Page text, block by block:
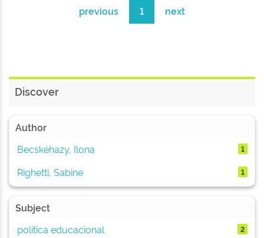
previous 1 next
Discover
Author
Becskéhazy, Ilona
1
Righetti, Sabine 1
Subject
política educacional
2